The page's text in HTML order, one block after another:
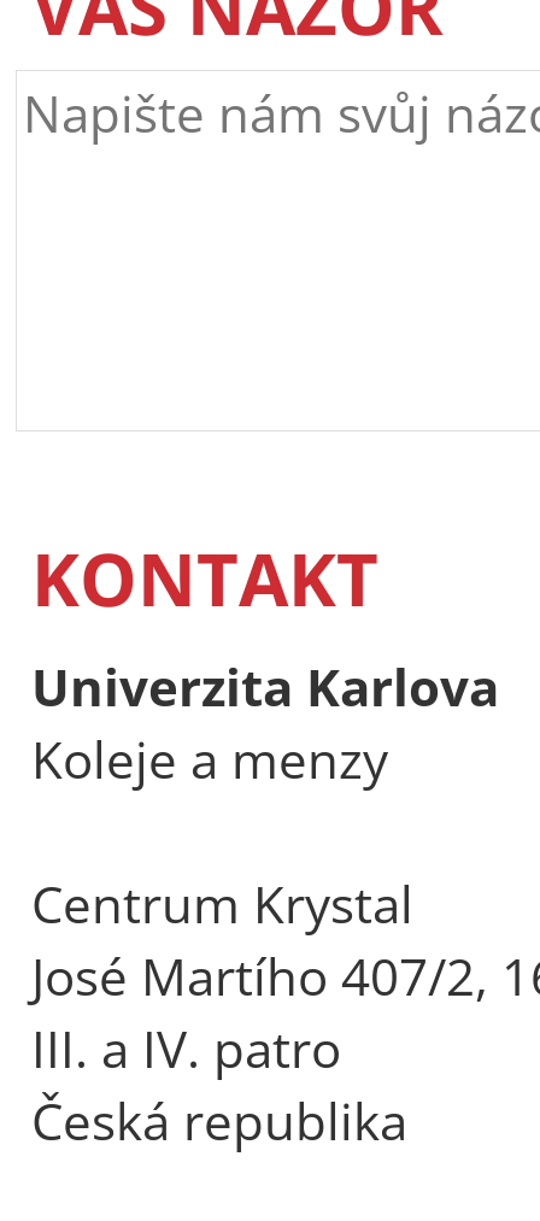
KONTAKT
Univerzita Karlova
Koleje a menzy
Centrum Krystal
José Martího 407/2,
III. a IV. patro
Česká republika